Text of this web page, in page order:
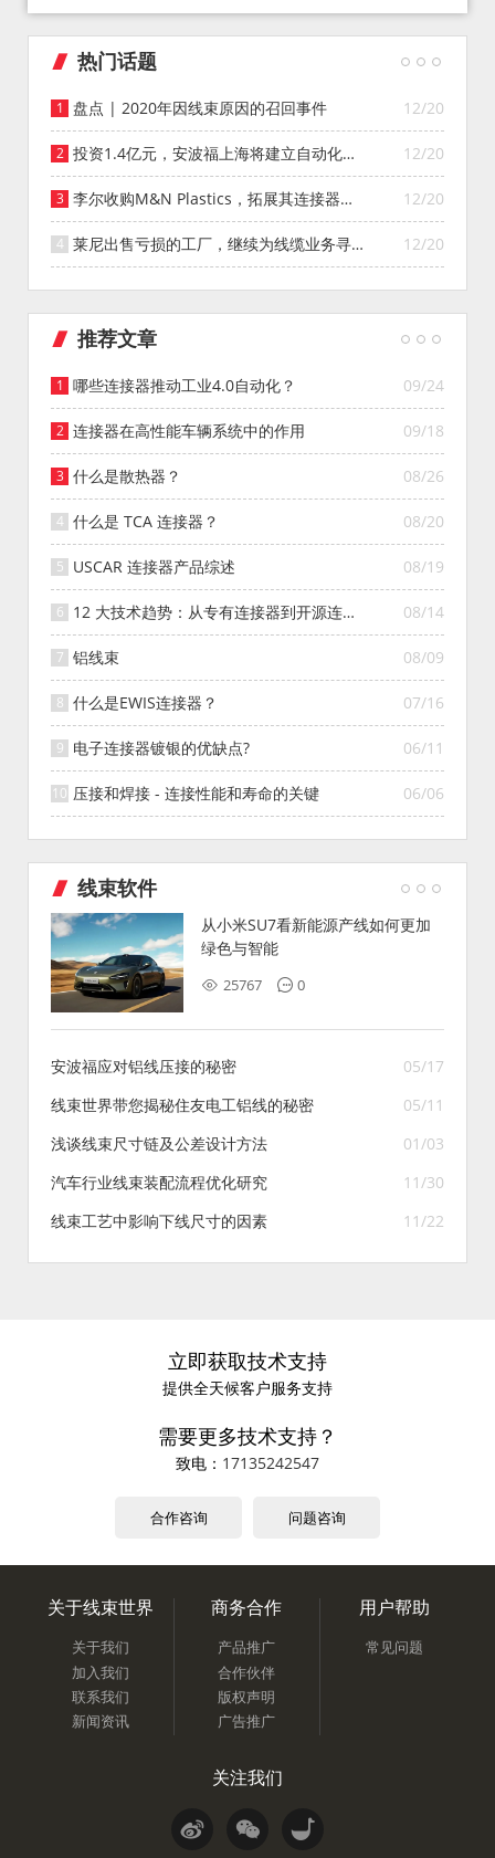
热门话题
12/20
盘点 | 2020年因线束原因的召回事件
12/20
投资1.4亿元，安波福上海将建立自动化智
能仓库
12/20
李尔收购M&N Plastics，拓展其连接器系
统业务
12/20
莱尼出售亏损的工厂，继续为线缆业务寻找
投资者
推荐文章
09/24
哪些连接器推动工业4.0自动化？
09/18
连接器在高性能车辆系统中的作用
08/26
什么是散热器？
08/20
什么是 TCA 连接器？
08/19
USCAR 连接器产品综述
08/14
12 大技术趋势：从专有连接器到开源连接
器的演变
08/09
铝线束
07/16
什么是EWIS连接器？
06/11
电子连接器镀银的优缺点?
06/06
压接和焊接 - 连接性能和寿命的关键
线束软件
从小米SU7看新能源产线如何更加
绿色与智能
25767 0
05/17
安波福应对铝线压接的秘密
05/11
线束世界带您揭秘住友电工铝线的秘密
01/03
浅谈线束尺寸链及公差设计方法
11/30
汽车行业线束装配流程优化研究
11/22
线束工艺中影响下线尺寸的因素
立即获取技术支持
提供全天候客户服务支持
需要更多技术支持？
致电： 17135242547
合作咨询 问题咨询
关于线束世界
关于我们
加入我们
联系我们
新闻资讯
商务合作
产品推广
合作伙伴
版权声明
广告推广
用户帮助
常见问题
关注我们